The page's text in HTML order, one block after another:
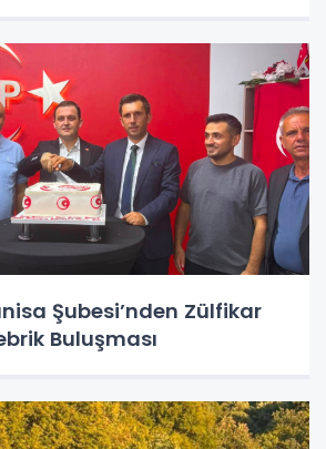
Şubesi’nden Zülfikar
Buluşması